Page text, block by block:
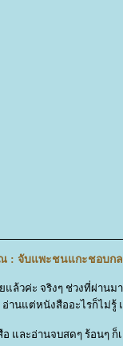
: จับแพะชนแกะชอบก
แล้วค่ะ จริงๆ ช่วงที่ผ่า
านแต่หนังสืออะไรก็ไม่รู้
และอ่านจบสดๆ ร้อนๆ